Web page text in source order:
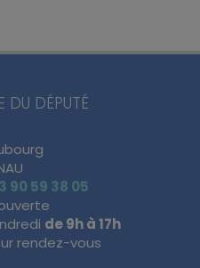
DU DÉPUTÉ
90 59 38 05
de 9h à 17h
rendez-vous